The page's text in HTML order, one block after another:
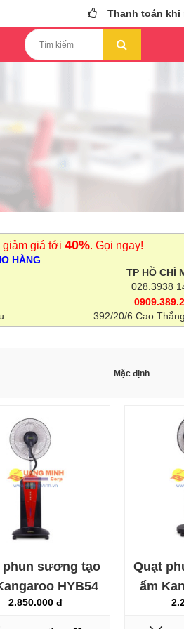
Thanh toán khi
giảm giá tới 40%. Gọi ngay!
HÀNG
TP HỒ CHÍ
028.3938
392/20/6 Cao
Quạt phun sương đa năng FujiE
2 tính năng quạt mát và phun
không khí, có thể được sử dụng
Chế độ phun sương tạo ẩm đặc
ngày hè rất nóng, hơi sương được
khí không chỉ làm mát căn phòng
phun sương tạo
HYB54
2.850.000 đ
Quạt
ẩm